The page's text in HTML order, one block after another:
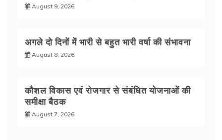
August 9, 2026
अगले दो दिनों में भारी से बहुत भारी वर्षा की संभावना
August 8, 2026
कौशल विकास एवं रोजगार से संबंधित योजनाओं की
समीक्षा बैठक
August 7, 2026